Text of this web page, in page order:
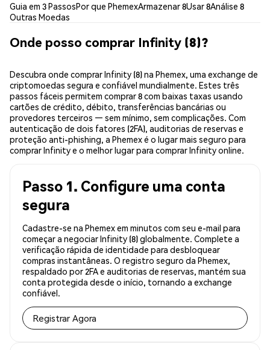
Guia em 3 PassosPor que PhemexArmazenar 8Usar 8Análise 8
Outras Moedas
Onde posso comprar Infinity (8)?
Descubra onde comprar Infinity (8) na Phemex, uma exchange de
criptomoedas segura e confiável mundialmente. Estes três
passos fáceis permitem comprar 8 com baixas taxas usando
cartões de crédito, débito, transferências bancárias ou
provedores terceiros — sem mínimo, sem complicações. Com
autenticação de dois fatores (2FA), auditorias de reservas e
proteção anti-phishing, a Phemex é o lugar mais seguro para
comprar Infinity e o melhor lugar para comprar Infinity online.
Passo 1. Configure uma conta
segura
Cadastre-se na Phemex em minutos com seu e-mail para
começar a negociar Infinity (8) globalmente. Complete a
verificação rápida de identidade para desbloquear
compras instantâneas. O registro seguro da Phemex,
respaldado por 2FA e auditorias de reservas, mantém sua
conta protegida desde o início, tornando a exchange
confiável.
Registrar Agora